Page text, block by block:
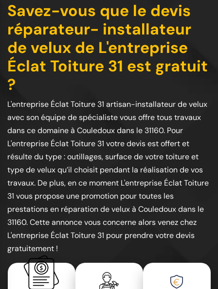
Savez-vous que le devis
réparateur- installateur
de velux de L'entreprise
Éclat Toiture 31 est gratuit
?
L'entreprise Éclat Toiture 31 artisan-installateur de velux
avec son équipe de spécialiste vous offre tous travaux
dans ce domaine à Couledoux dans le 31160. Pour
L'entreprise Éclat Toiture 31 votre devis est offert et
résulte du type : outillages, surface de votre toiture et
type de velux qu’il choisit pendant la réalisation de vos
travaux. De plus, en ce moment L'entreprise Éclat Toiture
31 vous propose une promotion pour toutes les
prestations en réparation de velux à Couledoux dans le
31160. Cette annonce vous concerne alors venez chez
L'entreprise Éclat Toiture 31 pour prendre votre devis
gratuitement !